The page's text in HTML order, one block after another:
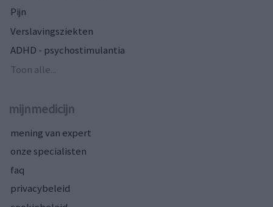
Pijn
Verslavingsziekten
ADHD - psychostimulantia
Toon alle...
mijnmedicijn
mening van expert
onze specialisten
faq
privacybeleid